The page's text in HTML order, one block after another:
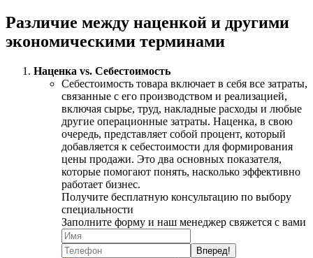
Различие между наценкой и другими
экономическими терминами
Наценка vs. Себестоимость
Себестоимость товара включает в себя все затраты,
связанные с его производством и реализацией,
включая сырье, труд, накладные расходы и любые
другие операционные затраты. Наценка, в свою
очередь, представляет собой процент, который
добавляется к себестоимости для формирования
цены продажи. Это два основных показателя,
которые помогают понять, насколько эффективно
работает бизнес.
Получите бесплатную консультацию по выбору
специальности
Заполните форму и наш менеджер свяжется с вами
Вперед!